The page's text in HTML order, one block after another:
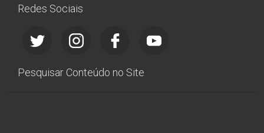
Redes Sociais
Pesquisar Conteúdo no Site